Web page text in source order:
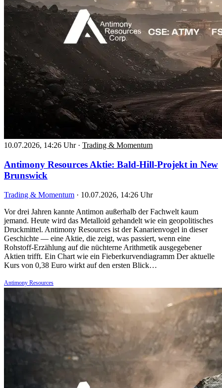
10.07.2026, 14:26 Uhr · Trading & Momentum
Antimony Resources Aktie: Bald-Hill-Projekt in New
Brunswick
Trading & Momentum · 10.07.2026, 14:26 Uhr
Vor drei Jahren kannte Antimon außerhalb der Fachwelt kaum
jemand. Heute wird das Metalloid gehandelt wie ein geopolitisches
Druckmittel. Antimony Resources ist der Kanarienvogel in dieser
Geschichte — eine Aktie, die zeigt, was passiert, wenn eine
Rohstoff-Erzählung auf die nüchterne Arithmetik ausgegebener
Aktien trifft. Ein Chart wie ein Fieberkurvendiagramm Der aktuelle
Kurs von 0,38 Euro wirkt auf den ersten Blick…
Antimony Resources